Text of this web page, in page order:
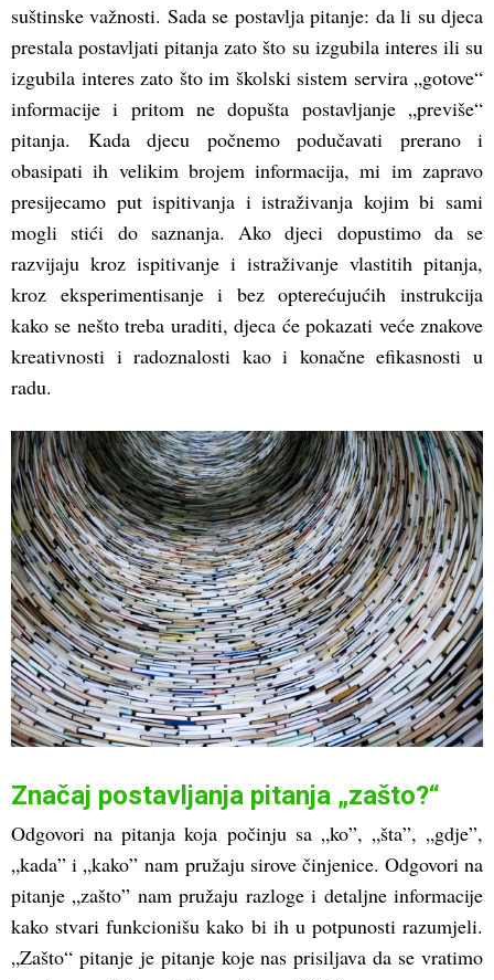
suštinske važnosti. Sada se postavlja pitanje: da li su djeca
prestala postavljati pitanja zato što su izgubila interes ili su
izgubila interes zato što im školski sistem servira „gotove“
informacije i pritom ne dopušta postavljanje „previše“
pitanja. Kada djecu počnemo podučavati prerano i
obasipati ih velikim brojem informacija, mi im zapravo
presijecamo put ispitivanja i istraživanja kojim bi sami
mogli stići do saznanja. Ako djeci dopustimo da se
razvijaju kroz ispitivanje i istraživanje vlastitih pitanja,
kroz eksperimentisanje i bez opterećujućih instrukcija
kako se nešto treba uraditi, djeca će pokazati veće znakove
kreativnosti i radoznalosti kao i konačne efikasnosti u
radu.
Značaj postavljanja pitanja „zašto?“
Odgovori na pitanja koja počinju sa „ko”, „šta”, „gdje”,
„kada” i „kako” nam pružaju sirove činjenice. Odgovori na
pitanje „zašto” nam pružaju razloge i detaljne informacije
kako stvari funkcionišu kako bi ih u potpunosti razumjeli.
„Zašto“ pitanje je pitanje koje nas prisiljava da se vratimo